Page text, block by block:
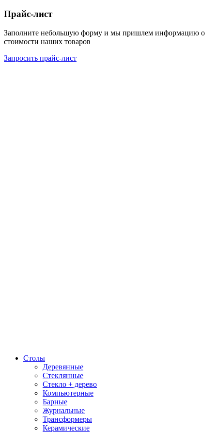
Прайс-лист
Заполните небольшую форму и мы пришлем информацию о
стоимости наших товаров
Запросить прайс-лист
Столы
Деревянные
Стеклянные
Стекло + дерево
Компьютерные
Барные
Журнальные
Трансформеры
Керамические